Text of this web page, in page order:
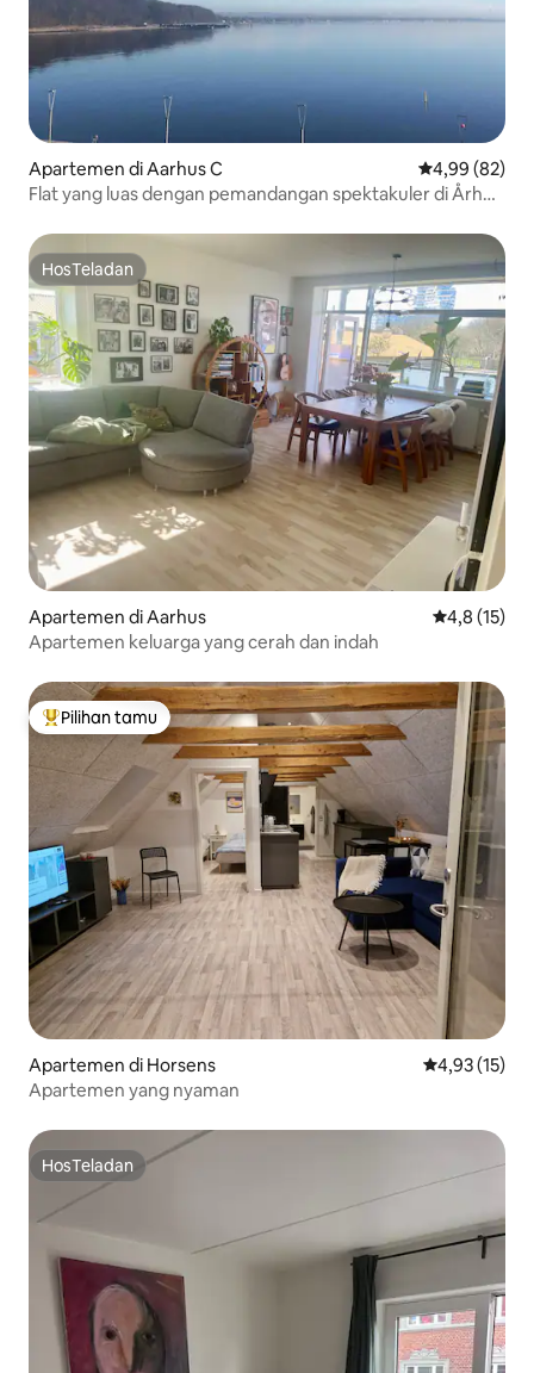
Apartemen di Aarhus C Nilai rata-rata
4,99 (82)
Flat yang luas dengan pemandangan spektakuler di Århus
HosTeladan
HosTeladan
Apartemen di Aarhus Nilai rata-
4,8 (15)
Apartemen keluarga yang cerah dan indah
Pilihan tamu terpopuler
Pilihan tamu
Apartemen di Horsens Nilai rata-
4,93 (15)
Apartemen yang nyaman
HosTeladan
HosTeladan